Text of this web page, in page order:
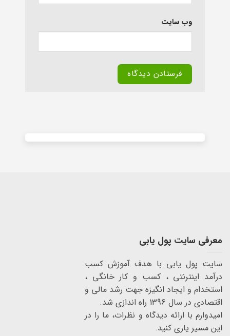
وب‌ سایت
معرفی سایت پول یابی
سایت پول یابی با هدف آموزش کسب
درآمد اینترنتی ، کسب و کار خانگی ،
استخدام و ایجاد انگیزه جهت رشد مالی و
اقتصادی در سال 1396 راه اندازی شد.
امیدوارم با ارائه دیدگاه و نظرات، ما را در
این مسیر یاری کنید.